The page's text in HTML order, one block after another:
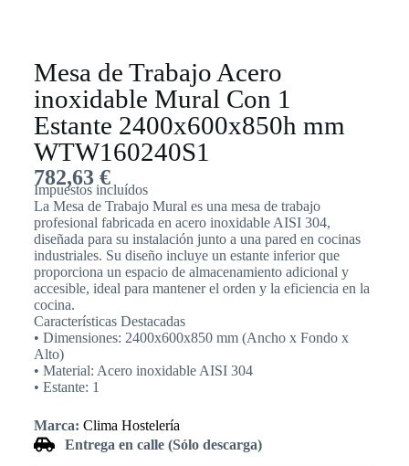
Mesa de Trabajo Acero
inoxidable Mural Con 1
Estante 2400x600x850h mm
WTW160240S1
782,63 €
Impuestos incluídos
La Mesa de Trabajo Mural es una mesa de trabajo
profesional fabricada en acero inoxidable AISI 304,
diseñada para su instalación junto a una pared en cocinas
industriales. Su diseño incluye un estante inferior que
proporciona un espacio de almacenamiento adicional y
accesible, ideal para mantener el orden y la eficiencia en la
cocina.
Características Destacadas
• Dimensiones: 2400x600x850 mm (Ancho x Fondo x
Alto)
• Material: Acero inoxidable AISI 304
• Estante: 1
Marca: Clima Hostelería
Entrega en calle (Sólo descarga)